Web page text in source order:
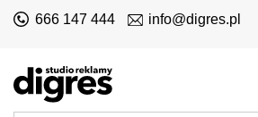
666 147 444 info@digres.pl